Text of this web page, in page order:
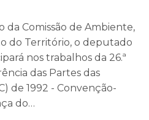
Comissão de Ambiente,
do Território, o deputado
nos trabalhos da 26.ª
das Partes das
de 1992 - Convenção-
do…